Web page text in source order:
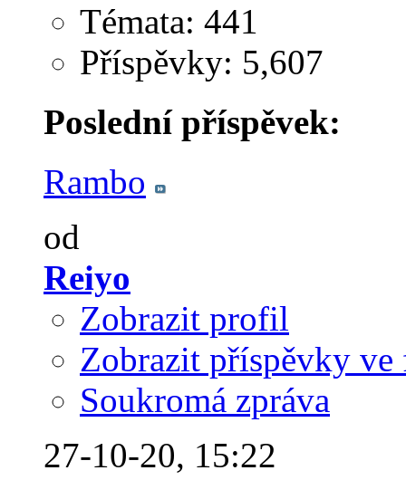
Témata: 441
Příspěvky: 5,607
Poslední příspěvek:
Rambo
od
Reiyo
Zobrazit profil
Zobrazit příspěvky ve
Soukromá zpráva
27-10-20, 15:22